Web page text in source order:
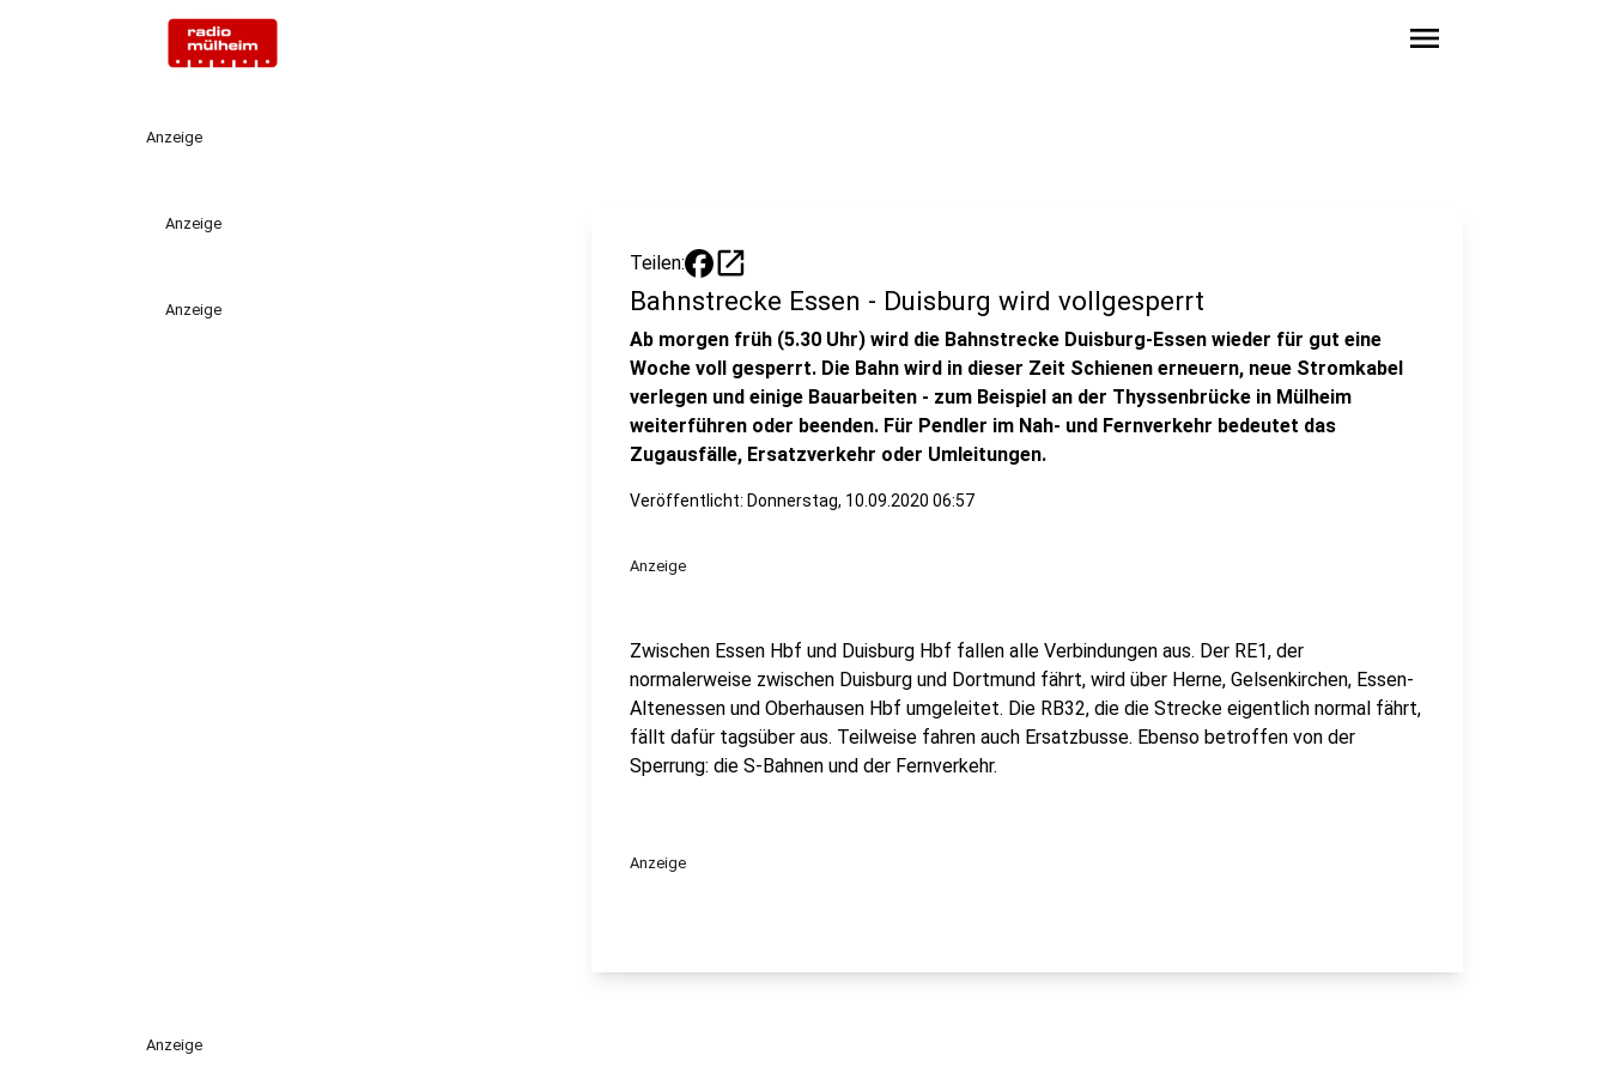
menu
Anzeige
Anzeige
Anzeige
Teilen: open_in_new
Bahnstrecke Essen - Duisburg wird vollgesperrt
Ab morgen früh (5.30 Uhr) wird die Bahnstrecke Duisburg-Essen wieder für gut eine
Woche voll gesperrt. Die Bahn wird in dieser Zeit Schienen erneuern, neue Stromkabel
verlegen und einige Bauarbeiten - zum Beispiel an der Thyssenbrücke in Mülheim
weiterführen oder beenden. Für Pendler im Nah- und Fernverkehr bedeutet das
Zugausfälle, Ersatzverkehr oder Umleitungen.
Veröffentlicht: Donnerstag, 10.09.2020 06:57
Anzeige
Zwischen Essen Hbf und Duisburg Hbf fallen alle Verbindungen aus. Der RE1, der
normalerweise zwischen Duisburg und Dortmund fährt, wird über Herne, Gelsenkirchen, Essen-
Altenessen und Oberhausen Hbf umgeleitet. Die RB32, die die Strecke eigentlich normal fährt,
fällt dafür tagsüber aus. Teilweise fahren auch Ersatzbusse. Ebenso betroffen von der
Sperrung: die S-Bahnen und der Fernverkehr.
Anzeige
Anzeige